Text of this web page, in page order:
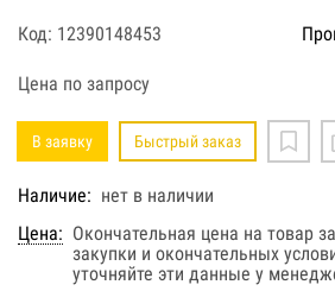
Код: 12390148453
Цена по запросу
В заявку Быстрый заказ
Наличие: нет в наличии
Цена: Окончательная цена на товар
закупки и окончательных
уточняйте эти данные у